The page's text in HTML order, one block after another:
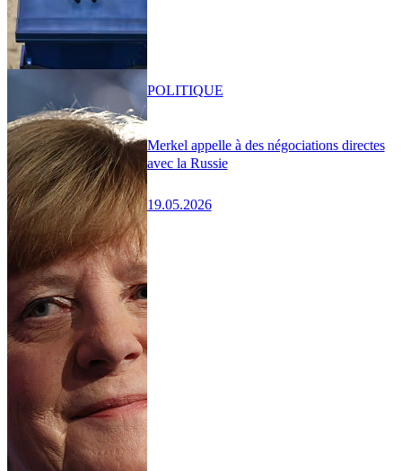
Merkel appelle à des négociations directes
avec la Russie
19.05.2026
POLITIQUE